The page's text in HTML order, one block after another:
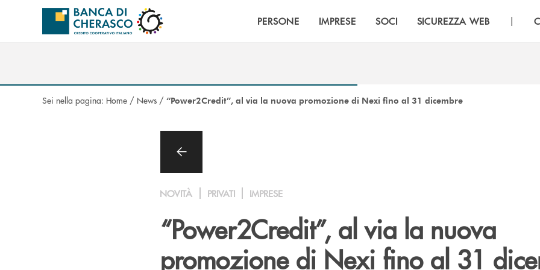
Salta al contenuto principale
PERSONE IMPRESE SOCI SICUREZZA WEB |
Sei nella pagina: Home / News / “Power2Credit”, al via la nuova promozione di Nexi fino al 31 dicembre
NOVITÀ PRIVATI IMPRESE
“Power2Credit”, al via la nuova
promozione di Nexi fino al 31